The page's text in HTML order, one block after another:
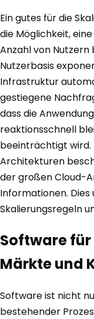
Ein gutes für die
die Möglichkeit,
Anzahl von
Nutzerbasis
Infrastruktur
gestiegene
dass die
reaktionsschnell
beeinträchtigt wird.
Architekturen
der großen Cloud-
Informationen.
Skalierungsregeln
Software
Märkte und
Software ist nicht
bestehender